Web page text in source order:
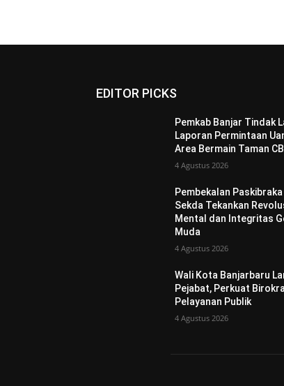
EDITOR PICKS
Pemkab Banjar Tindak
Laporan Permintaan
Area Bermain Taman
4 Agustus 2026
Pembekalan Paskibraka
Sekda Tekankan
Mental dan Integritas
Muda
4 Agustus 2026
Wali Kota Banjarbaru
Pejabat, Perkuat
Pelayanan Publik
4 Agustus 2026